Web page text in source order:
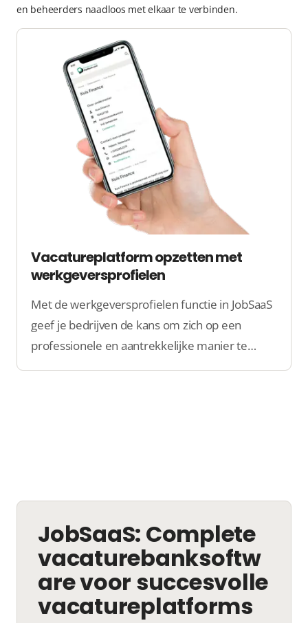
en beheerders naadloos met elkaar te verbinden.
Vacatureplatform opzetten met
werkgeversprofielen
Met de werkgeversprofielen functie in JobSaaS
geef je bedrijven de kans om zich op een
professionele en aantrekkelijke manier te
presenteren aan werkzoekenden. Maak
JobSaaS: Complete
vacaturebanksoftw
are voor succesvolle
vacatureplatforms